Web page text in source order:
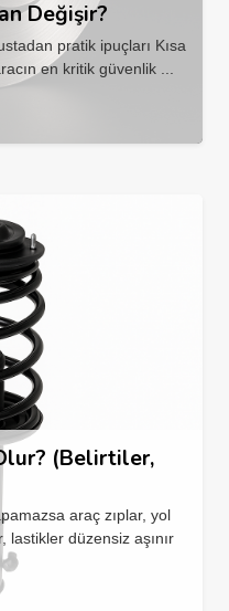
Değişir?
pratik ipuçları Kısa
en kritik güvenlik ...
(Belirtiler,
araç zıplar, yol
düzensiz aşınır